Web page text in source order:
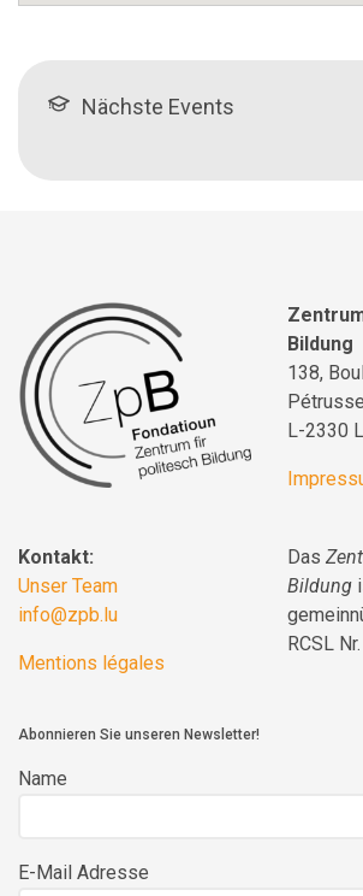
Nächste Events
Bildung
138,
Pétrusse
L-2330
Kontakt:
Unser Team
info@zpb.lu
Mentions légales
Das
Bildung
RCSL
Abonnieren Sie unseren Newsletter!
Name
E-Mail Adresse